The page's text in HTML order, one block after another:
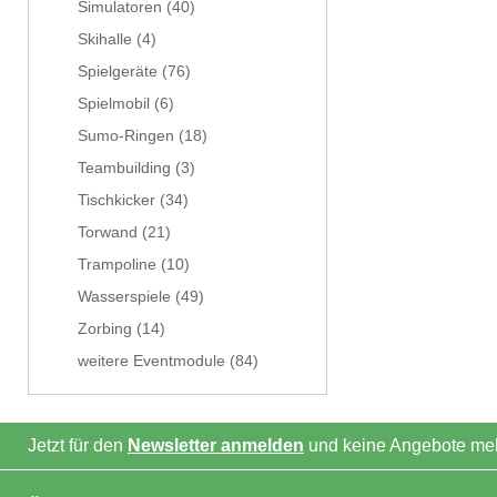
Simulatoren (40)
Skihalle (4)
Spielgeräte (76)
Spielmobil (6)
Sumo-Ringen (18)
Teambuilding (3)
Tischkicker (34)
Torwand (21)
Trampoline (10)
Wasserspiele (49)
Zorbing (14)
weitere Eventmodule (84)
Jetzt für den Newsletter anmelden und keine Angebote